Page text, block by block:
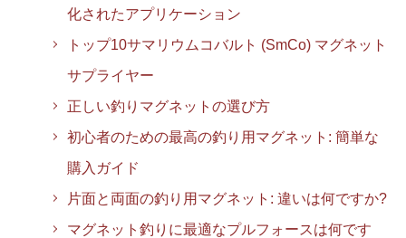
化されたアプリケーション
トップ10サマリウムコバルト (SmCo) マグネット
サプライヤー
正しい釣りマグネットの選び方
初心者のための最高の釣り用マグネット: 簡単な
購入ガイド
片面と両面の釣り用マグネット: 違いは何ですか?
マグネット釣りに最適なプルフォースは何です